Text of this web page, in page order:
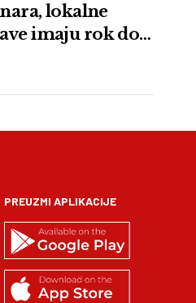
lokalne
imaju rok do
PREUZMI APLIKACIJE